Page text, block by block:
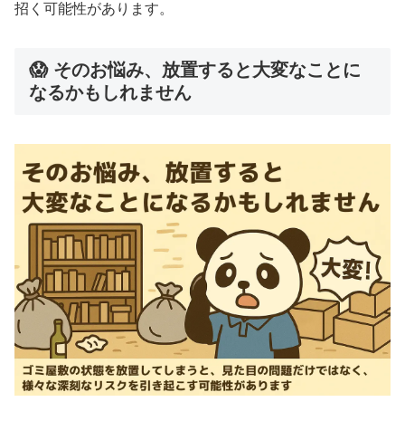
招く可能性があります。
😱 そのお悩み、放置すると大変なことに
なるかもしれません